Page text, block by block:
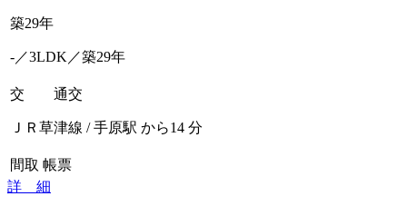
築29年
-／3LDK／築29年
交 通交
ＪＲ草津線 / 手原駅 から14 分
間取 帳票
詳 細